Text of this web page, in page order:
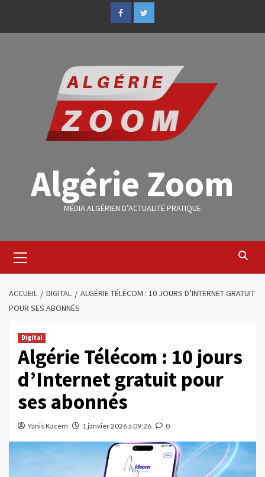
Algérie Zoom
MÉDIA ALGÉRIEN D’ACTUALITÉ PRATIQUE
ACCUEIL DIGITAL
ALGÉRIE TÉLÉCOM : 10 JOURS D’INTERNET GRATUIT
POUR SES ABONNÉS
Digital
Algérie Télécom : 10 jours
d’Internet gratuit pour
ses abonnés
Yanis Kacem 1 janvier 2026 à 09:26 0